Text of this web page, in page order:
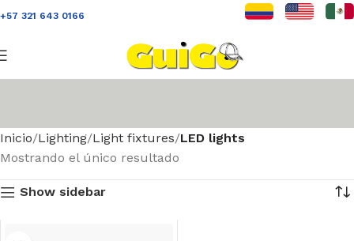
+57 321 643 0166
Inicio Lighting Light fixtures LED lights
Mostrando el único resultado
Show sidebar